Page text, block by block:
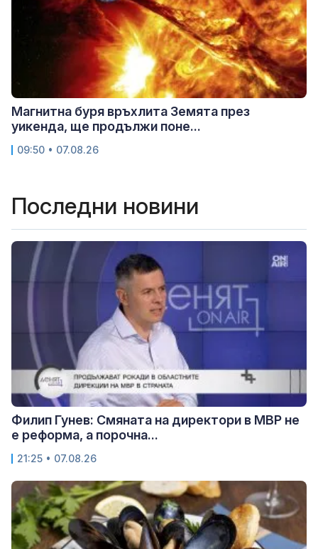
Магнитна буря връхлита Земята през
уикенда, ще продължи поне...
09:50 • 07.08.26
Последни новини
Филип Гунев: Смяната на директори в МВР не
е реформа, а порочна...
21:25 • 07.08.26